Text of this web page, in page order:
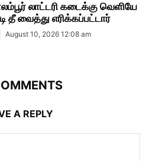
லாட்டரி கடைக்கு வெளியே
தீ வைத்து எரிக்கப்பட்டார்
August 10, 2026 12:08 am
A REPLY